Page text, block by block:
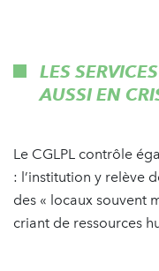
LES
AUSSI EN
Le CGLPL contrôle
: l’institution y relève
des « locaux souvent
criant de ressources